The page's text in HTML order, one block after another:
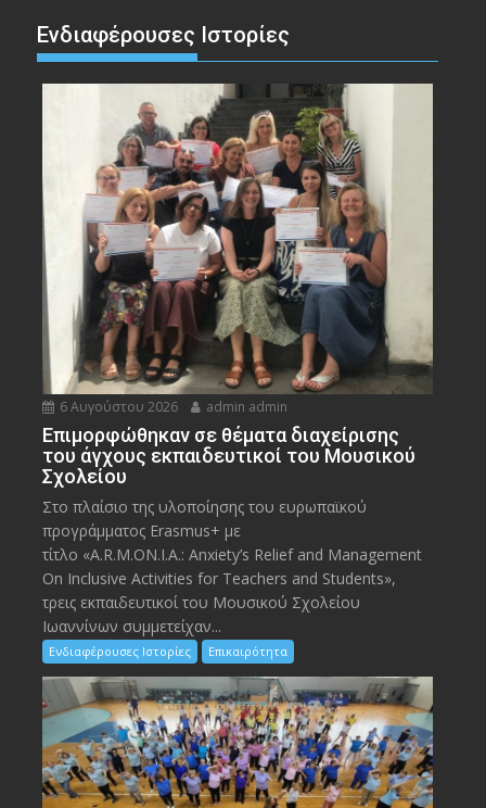
Ενδιαφέρουσες Ιστορίες
6 Αυγούστου 2026 admin admin
Eπιμορφώθηκαν σε θέματα διαχείρισης
του άγχους εκπαιδευτικοί του Μουσικού
Σχολείου
Στο πλαίσιο της υλοποίησης του ευρωπαϊκού
προγράμματος Erasmus+ με
τίτλο «A.R.M.ON.I.A.: Anxiety’s Relief and Management
On Inclusive Activities for Teachers and Students»,
τρεις εκπαιδευτικοί του Μουσικού Σχολείου
Ιωαννίνων συμμετείχαν...
Ενδιαφέρουσες Ιστορίες Επικαιρότητα